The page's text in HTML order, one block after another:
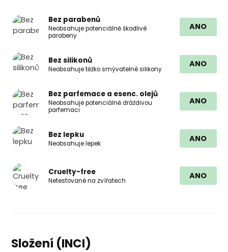
Bez parabenů
Neobsahuje potenciálně škodlivé
parabeny
ANO
Bez silikonů
Neobsahuje těžko smývatelné silikony
ANO
Bez parfemace a esenc. olejů
Neobsahuje potenciálně dráždivou
parfemaci
ANO
Bez lepku
Neobsahuje lepek
ANO
Cruelty-free
Netestované na zvířatech
ANO
Složení (INCI)